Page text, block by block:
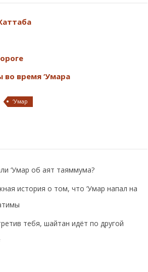
во время ‘Умара
‘Умар
‘Умар об аят таяммума?
история о том, что ‘Умар напал на
тебя, шайтан идёт по другой